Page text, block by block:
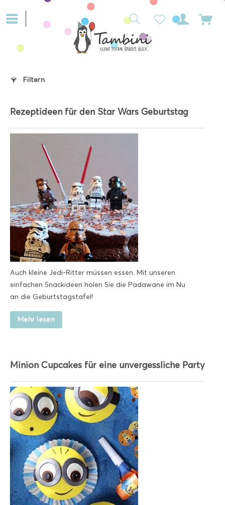
Filtern
Rezeptideen für den Star Wars Geburtstag
Auch kleine Jedi-Ritter müssen essen. Mit unseren
einfachen Snackideen holen Sie die Padawane im Nu
an die Geburtstagstafel!
Mehr lesen
Minion Cupcakes für eine unvergessliche Party